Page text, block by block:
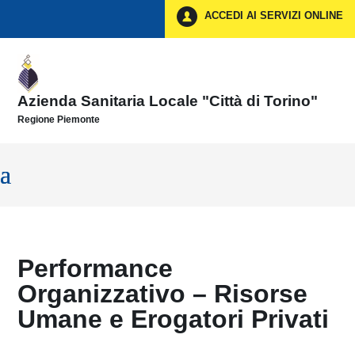
ACCEDI AI SERVIZI ONLINE
Azienda Sanitaria Locale "Città di Torino"
Regione Piemonte
Performance
Organizzativo – Risorse
Umane e Erogatori Privati